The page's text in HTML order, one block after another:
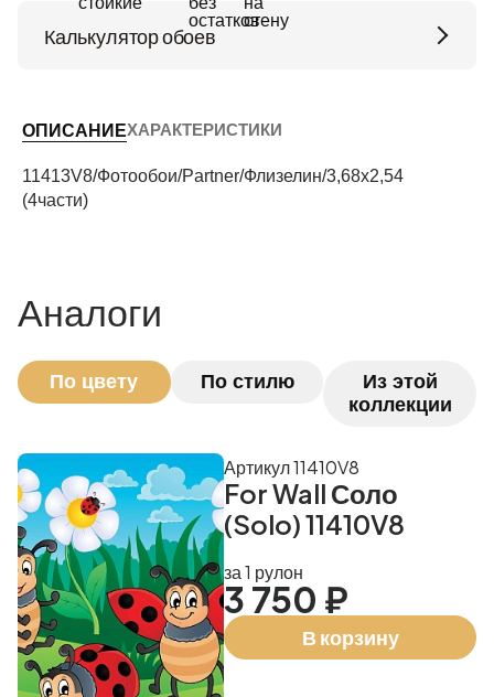
Калькулятор обоев
Периметр комнаты (м)
ОПИСАНИЕХАРАКТЕРИСТИКИ
11413V8/Фотообои/Partner/Флизелин/3,68х2,54
(4части)
Аналоги
По цвету По стилю
Из этой
коллекции
For Wall Соло
(Solo) 11410V8
Артикул 11410V8
за 1 рулон
3 750 ₽
В корзину